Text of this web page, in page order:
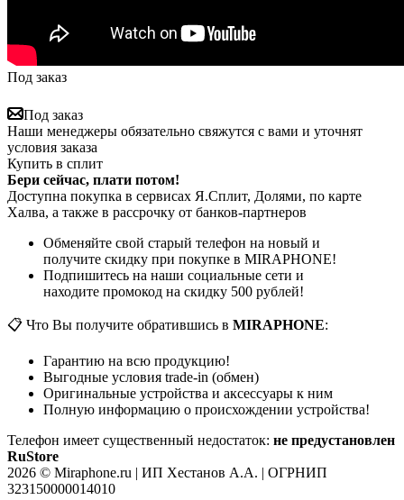
Под заказ
Под заказ
Наши менеджеры обязательно свяжутся с вами и уточнят
условия заказа
Купить в сплит
Бери сейчас, плати потом!
Доступна покупка в сервисах Я.Сплит, Долями, по карте
Халва, а также в рассрочку от банков-партнеров
Обменяйте свой старый телефон на новый и
получите скидку при покупке в MIRAPHONE!
Подпишитесь на наши социальные сети и
находите промокод на скидку 500 рублей!
📋 Что Вы получите обратившись в MIRAPHONE:
Гарантию на всю продукцию!
Выгодные условия trade-in (обмен)
Оригинальные устройства и аксессуары к ним
Полную информацию о происхождении устройства!
Телефон имеет существенный недостаток: не предустановлен
RuStore
2026 © Miraphone.ru | ИП Хестанов А.А. | ОГРНИП
323150000014010